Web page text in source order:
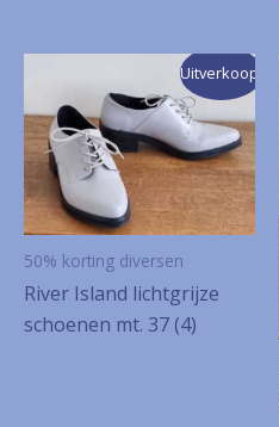
Uitverkoop!
50% korting diversen
River Island lichtgrijze
schoenen mt. 37 (4)